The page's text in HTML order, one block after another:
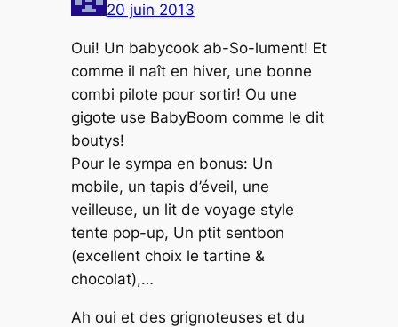
20 juin 2013
Oui! Un babycook ab-So-lument! Et
comme il naît en hiver, une bonne
combi pilote pour sortir! Ou une
gigote use BabyBoom comme le dit
boutys!
Pour le sympa en bonus: Un
mobile, un tapis d’éveil, une
veilleuse, un lit de voyage style
tente pop-up, Un ptit sentbon
(excellent choix le tartine &
chocolat),…
Ah oui et des grignoteuses et du